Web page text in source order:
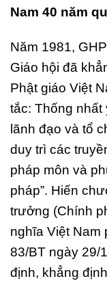
Nam 40 năm
Năm 1981,
Giáo hội đã
Phật giáo Việt
tắc: Thống nhất
lãnh đạo và tổ
duy trì các
pháp môn và
pháp”. Hiến
trưởng (Chính
nghĩa Việt Nam
83/BT ngày 29/
định, khẳng